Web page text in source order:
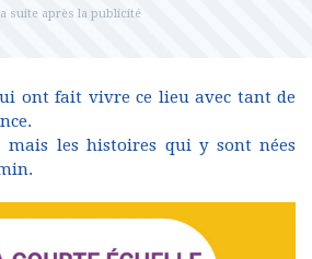
ont fait vivre ce lieu avec tant de
mais les histoires qui y sont nées